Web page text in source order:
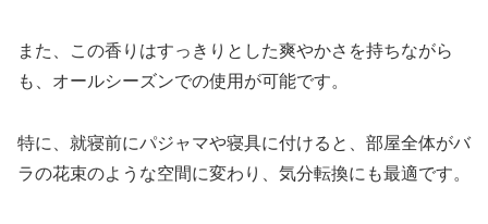
また、この香りはすっきりとした爽やかさを持ちながら
も、オールシーズンでの使用が可能です。
特に、就寝前にパジャマや寝具に付けると、部屋全体がバ
ラの花束のような空間に変わり、気分転換にも最適です。